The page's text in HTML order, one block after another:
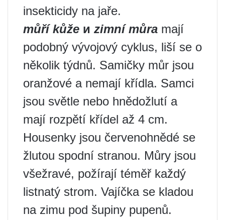
insekticidy na jaře.
můří kůže и zimní můra mají
podobný vývojový cyklus, liší se o
několik týdnů. Samičky můr jsou
oranžové a nemají křídla. Samci
jsou světle nebo hnědožlutí a
mají rozpětí křídel až 4 cm.
Housenky jsou červenohnědé se
žlutou spodní stranou. Můry jsou
všežravé, požírají téměř každý
listnatý strom. Vajíčka se kladou
na zimu pod šupiny pupenů.